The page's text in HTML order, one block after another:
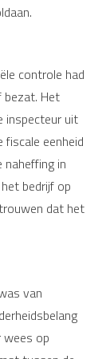
controle had
bezat. Het
inspecteur uit
eenheid
in
bedrijf op
dat het
van
wees op